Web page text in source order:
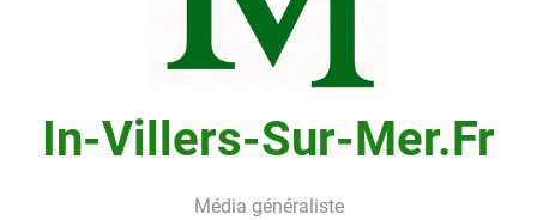
In-Villers-Sur-Mer.fr
Média généraliste